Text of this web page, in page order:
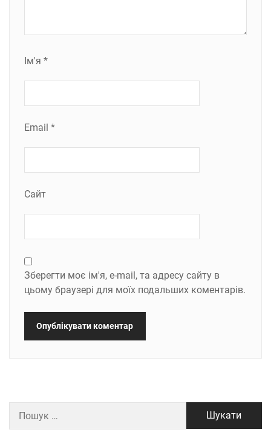
Ім'я *
Email *
Сайт
Зберегти моє ім'я, e-mail, та адресу сайту в
цьому браузері для моїх подальших коментарів.